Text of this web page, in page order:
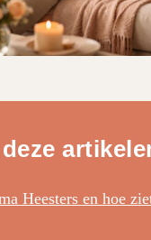
Heesters en hoe